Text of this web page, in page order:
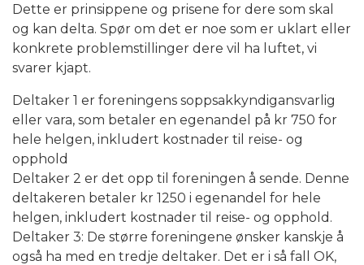
Dette er prinsippene og prisene for dere som skal
og kan delta. Spør om det er noe som er uklart eller
konkrete problemstillinger dere vil ha luftet, vi
svarer kjapt.
Deltaker 1 er foreningens soppsakkyndigansvarlig
eller vara, som betaler en egenandel på kr 750 for
hele helgen, inkludert kostnader til reise- og
opphold
Deltaker 2 er det opp til foreningen å sende. Denne
deltakeren betaler kr 1250 i egenandel for hele
helgen, inkludert kostnader til reise- og opphold.
Deltaker 3: De større foreningene ønsker kanskje å
også ha med en tredje deltaker. Det er i så fall OK,